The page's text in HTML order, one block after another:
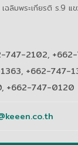
มพระเกียรติ ร.9 แข
747-2102,
+662-747-
+662-747-0120